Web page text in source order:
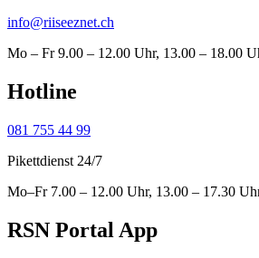
info@riiseeznet.ch
Mo – Fr 9.00 – 12.00 Uhr, 13.00 – 18.00
Hotline
081 755 44 99
Pikettdienst 24/7
Mo–Fr 7.00 – 12.00 Uhr, 13.00 – 17.30
RSN Portal App